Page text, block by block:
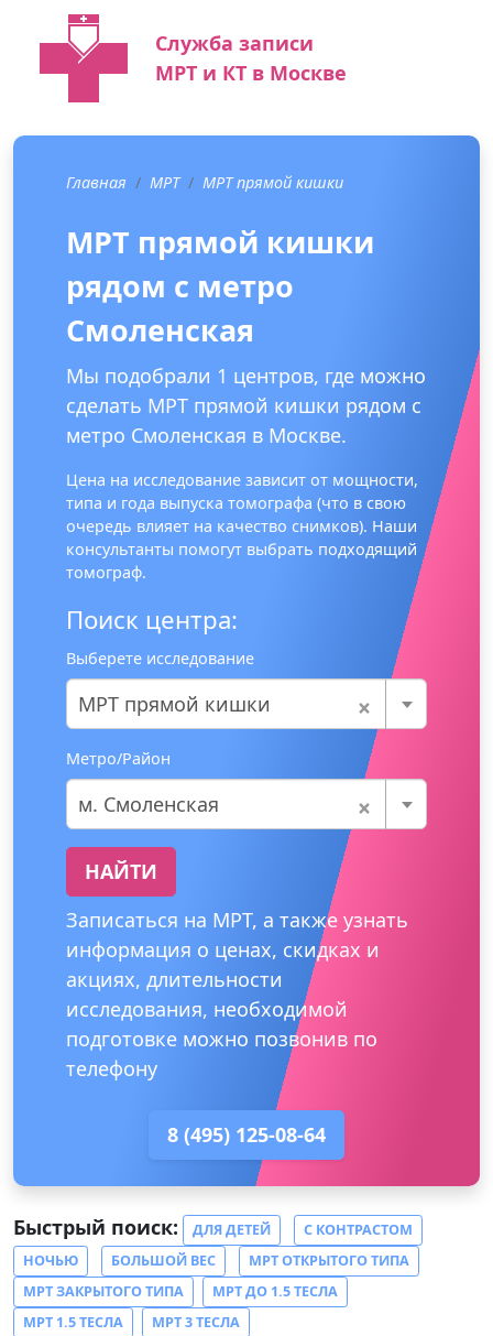
Служба записи
МРТ и КТ в Москве
Главная МРТ МРТ прямой кишки
МРТ прямой кишки
рядом с метро
Смоленская
Мы подобрали 1 центров, где можно
сделать МРТ прямой кишки рядом с
метро Смоленская в Москве.
Цена на исследование зависит от мощности,
типа и года выпуска томографа (что в свою
очередь влияет на качество снимков). Наши
консультанты помогут выбрать подходящий
томограф.
Поиск центра:
Выберете исследование
×
МРТ прямой кишки
Метро/Район
×
м. Смоленская
НАЙТИ
Записаться на МРТ, а также узнать
информация о ценах, скидках и
акциях, длительности
исследования, необходимой
подготовке можно позвонив по
телефону
8 (495) 125-08-64
Быстрый поиск: ДЛЯ ДЕТЕЙ
С КОНТРАСТОМ
НОЧЬЮ
БОЛЬШОЙ ВЕС
МРТ ОТКРЫТОГО ТИПА
МРТ ЗАКРЫТОГО ТИПА
МРТ ДО 1.5 ТЕСЛА
МРТ 1.5 ТЕСЛА
МРТ 3 ТЕСЛА